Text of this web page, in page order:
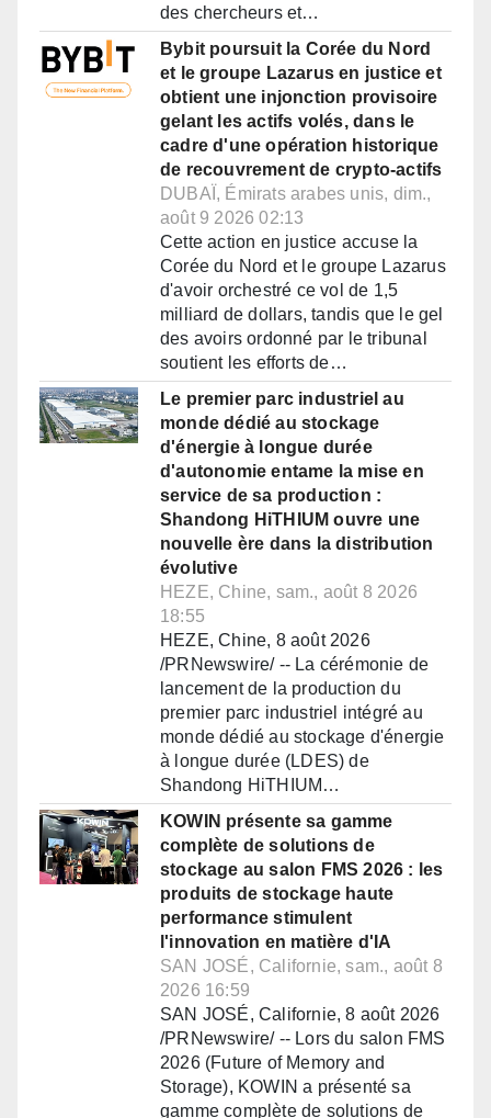
des chercheurs et…
Bybit poursuit la Corée du Nord
et le groupe Lazarus en justice et
obtient une injonction provisoire
gelant les actifs volés, dans le
cadre d'une opération historique
de recouvrement de crypto-actifs
DUBAÏ, Émirats arabes unis, dim.,
août 9 2026 02:13
Cette action en justice accuse la
Corée du Nord et le groupe Lazarus
d'avoir orchestré ce vol de 1,5
milliard de dollars, tandis que le gel
des avoirs ordonné par le tribunal
soutient les efforts de…
Le premier parc industriel au
monde dédié au stockage
d'énergie à longue durée
d'autonomie entame la mise en
service de sa production :
Shandong HiTHIUM ouvre une
nouvelle ère dans la distribution
évolutive
HEZE, Chine, sam., août 8 2026
18:55
HEZE, Chine, 8 août 2026
/PRNewswire/ -- La cérémonie de
lancement de la production du
premier parc industriel intégré au
monde dédié au stockage d'énergie
à longue durée (LDES) de
Shandong HiTHIUM…
KOWIN présente sa gamme
complète de solutions de
stockage au salon FMS 2026 : les
produits de stockage haute
performance stimulent
l'innovation en matière d'IA
SAN JOSÉ, Californie, sam., août 8
2026 16:59
SAN JOSÉ, Californie, 8 août 2026
/PRNewswire/ -- Lors du salon FMS
2026 (Future of Memory and
Storage), KOWIN a présenté sa
gamme complète de solutions de